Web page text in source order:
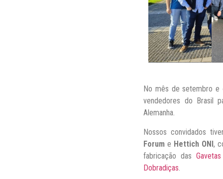
No mês de setembro e
vendedores do Brasil
Alemanha.
Nossos convidados
Forum e Hettich ONI,
fabricação das
Dobradiças